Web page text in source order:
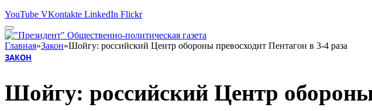
YouTube VKontakte LinkedIn Flickr
Главная»Закон»Шойгу: российский Центр обороны превосходит Пентагон в 3-4 раза
ЗАКОН
Шойгу: российский Центр